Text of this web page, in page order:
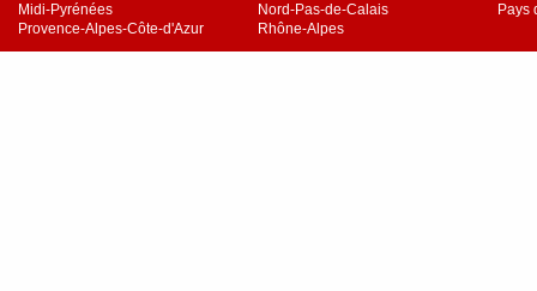
Midi-Pyrénées
Nord-Pas-de-Calais
Pays
Provence-Alpes-Côte-d'Azur
Rhône-Alpes